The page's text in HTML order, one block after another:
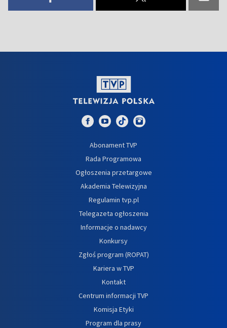
Abonament TVP
Rada Programowa
Ogłoszenia przetargowe
Akademia Telewizyjna
Regulamin tvp.pl
Telegazeta ogłoszenia
Informacje o nadawcy
Konkursy
Zgłoś program (ROPAT)
Kariera w TVP
Kontakt
Centrum informacji TVP
Komisja Etyki
Program dla prasy